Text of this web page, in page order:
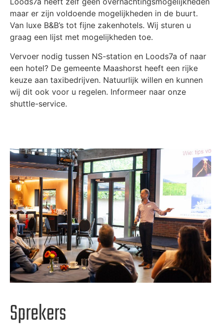
maar er zijn voldoende mogelijkheden in de buurt.
Van luxe B&B’s tot fijne zakenhotels. Wij sturen u
graag een lijst met mogelijkheden toe.
Vervoer nodig tussen NS-station en Loods7a of naar
een hotel? De gemeente Maashorst heeft een rijke
keuze aan taxibedrijven. Natuurlijk willen en kunnen
wij dit ook voor u regelen. Informeer naar onze
shuttle-service.
Sprekers